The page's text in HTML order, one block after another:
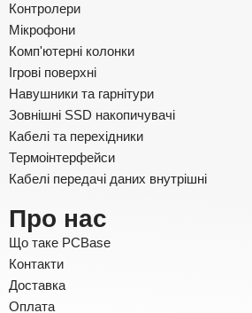
Контролери
Мікрофони
Комп'ютерні колонки
Ігрові поверхні
Навушники та гарнітури
Зовнішні SSD накопичувачі
Кабелі та перехідники
Термоінтерфейси
Кабелі передачі даних внутрішні
Про нас
Що таке PCBase
Контакти
Доставка
Оплата